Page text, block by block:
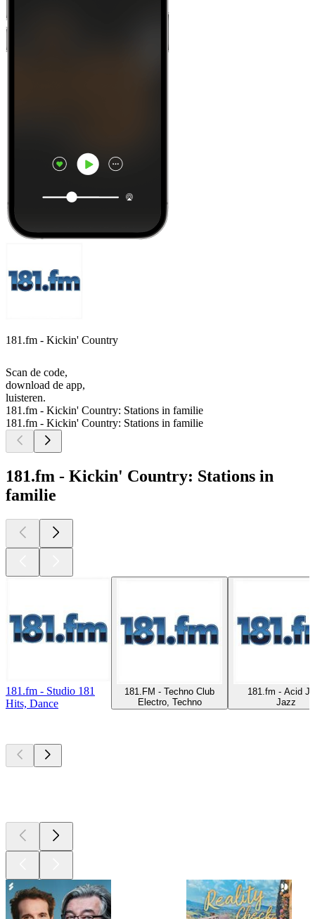
181.fm - Kickin' Country
Scan de code,
download de app,
luisteren.
181.fm - Kickin' Country: Stations in familie
181.fm - Kickin' Country: Stations in familie
181.fm - Kickin' Country: Stations in
familie
181.fm - Studio 181
Hits, Dance
181.FM - Techno Club
Electro, Techno
181.fm - Acid
Jazz